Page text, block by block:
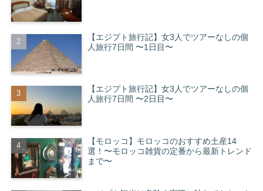
【エジプト旅行記】女3人でツアーなしの個
人旅行7日間 〜1日目〜
【エジプト旅行記】女3人でツアーなしの個
人旅行7日間 〜2日目〜
【モロッコ】モロッコのおすすめ土産14
選！〜モロッコ雑貨の定番から最新トレンド
まで〜